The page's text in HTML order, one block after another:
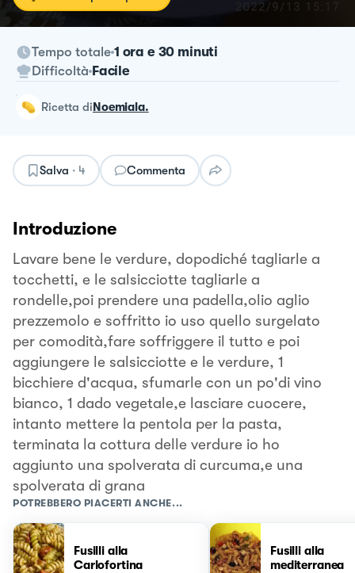
Tempo totale 1 ora e 30 minuti
Difficoltà Facile
ricetta diNoemiala.
Salva · 4 Commenta
Introduzione
Lavare bene le verdure, dopodiché tagliarle a
tocchetti, e le salsicciotte tagliarle a
rondelle,poi prendere una padella,olio aglio
prezzemolo e soffritto io uso quello surgelato
per comodità,fare soffriggere il tutto e poi
aggiungere le salsicciotte e le verdure, 1
bicchiere d'acqua, sfumarle con un po'di vino
bianco, 1 dado vegetale,e lasciare cuocere,
intanto mettere la pentola per la pasta,
terminata la cottura delle verdure io ho
aggiunto una spolverata di curcuma,e una
spolverata di grana
POTREBBERO PIACERTI ANCHE...
Fusilli alla
Carlofortina
Fusilli alla
mediterranea